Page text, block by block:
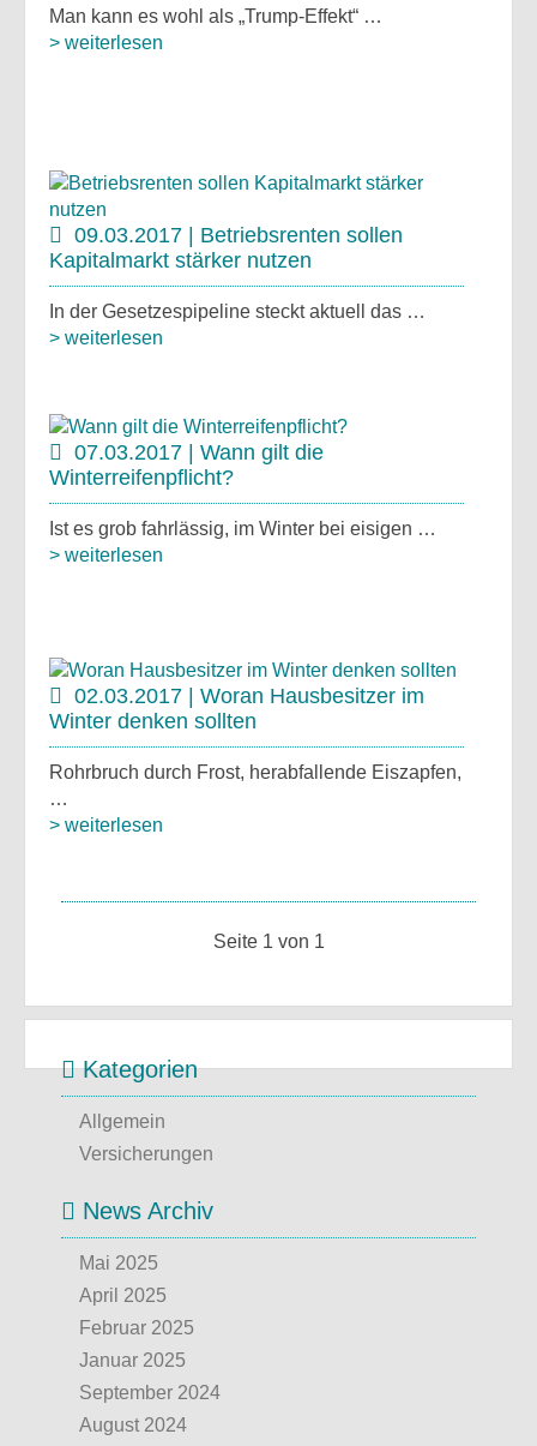
Man kann es wohl als „Trump-Effekt“ …
> weiterlesen
09.03.2017 | Betriebsrenten sollen
Kapitalmarkt stärker nutzen
In der Gesetzespipeline steckt aktuell das …
> weiterlesen
07.03.2017 | Wann gilt die
Winterreifenpflicht?
Ist es grob fahrlässig, im Winter bei eisigen …
> weiterlesen
02.03.2017 | Woran Hausbesitzer im
Winter denken sollten
Rohrbruch durch Frost, herabfallende Eiszapfen,
…
> weiterlesen
Seite 1 von 1
Kategorien
Allgemein
Versicherungen
News Archiv
Mai 2025
April 2025
Februar 2025
Januar 2025
September 2024
August 2024